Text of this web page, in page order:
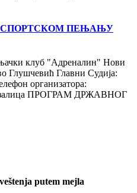
СПОРТСКОМ ПЕЊАЊУ
клуб "Адреналин" Нови
Глушчевић Главни Судија:
организатора:
ПРОГРАМ ДРЖАВНОГ
putem mejla